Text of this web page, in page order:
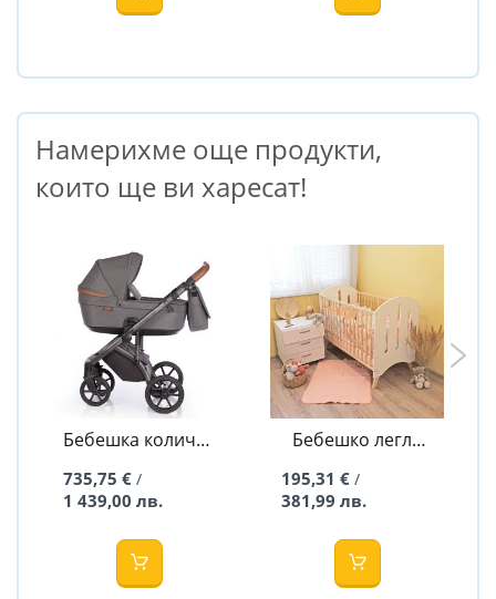
Намерихме още продукти,
които ще ви харесат!
Бебешка количка
BLACK DOTS -
ROAN
735,75 € /
1 439,00 лв.
Бебешко легло
195,31 € /
381,99 лв.